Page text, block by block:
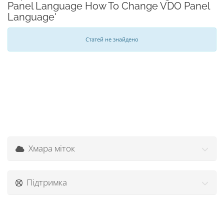
Panel Language How To Change VDO Panel
Language'
Статей не знайдено
Хмара міток
Підтримка